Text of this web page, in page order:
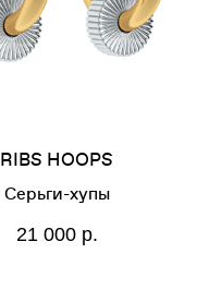
RIBS HOOPS
Серьги-хупы
21 000 р.